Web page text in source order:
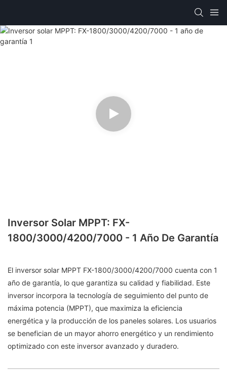
Inversor Solar MPPT: FX-
1800/3000/4200/7000 - 1 Año De Garantía
El inversor solar MPPT FX-1800/3000/4200/7000 cuenta con 1
año de garantía, lo que garantiza su calidad y fiabilidad. Este
inversor incorpora la tecnología de seguimiento del punto de
máxima potencia (MPPT), que maximiza la eficiencia
energética y la producción de los paneles solares. Los usuarios
se benefician de un mayor ahorro energético y un rendimiento
optimizado con este inversor avanzado y duradero.